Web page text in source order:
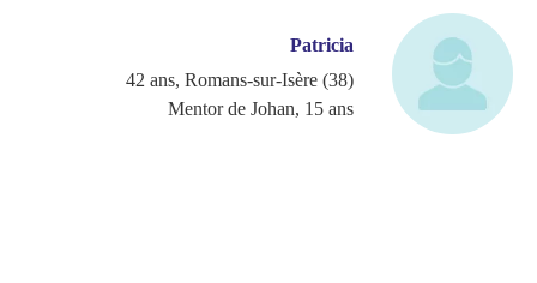
Patricia
42 ans, Romans-sur-Isère (38)
Mentor de Johan, 15 ans